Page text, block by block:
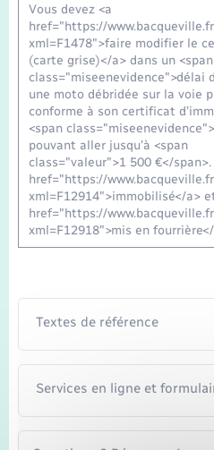
Vous devez <a
href="https://
xml=F1478">faire modifier le
(carte grise)</a> dans un <span
class="miseenevidence">délai
une moto débridée sur la voie
conforme à son certificat
<span
pouvant aller jusqu’à <span
class="valeur">1 500 €</
href="https://
xml=F12914">immobilisé</a>
href="https://
xml=F12918">mis en
Textes de référence
Services en ligne et